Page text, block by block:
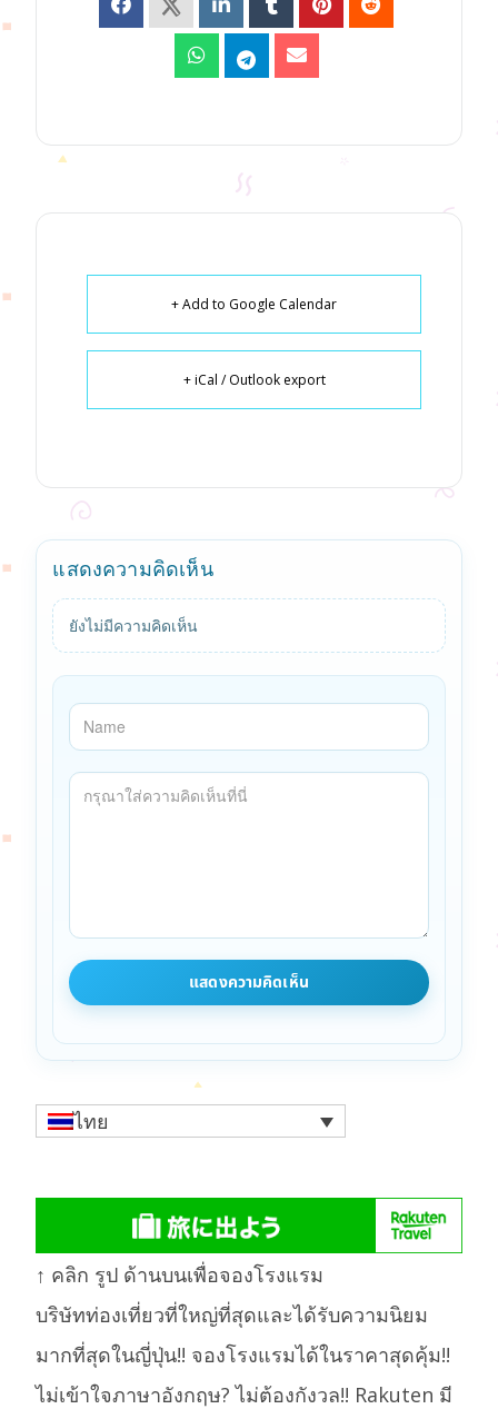
+ Add to Google Calendar
+ iCal / Outlook export
แสดงความคิดเห็น
ยังไม่มีความคิดเห็น
ไทย
↑ คลิก รูป ด้านบนเพื่อจองโรงแรม
บริษัทท่องเที่ยวที่ใหญ่ที่สุดและได้รับความนิยม
มากที่สุดในญี่ปุ่น!! จองโรงแรมได้ในราคาสุดคุ้ม!!
ไม่เข้าใจภาษาอังกฤษ? ไม่ต้องกังวล!! Rakuten มี